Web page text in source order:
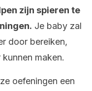
zijn spieren te
Je baby zal
door bereiken,
maken.
oefeningen een